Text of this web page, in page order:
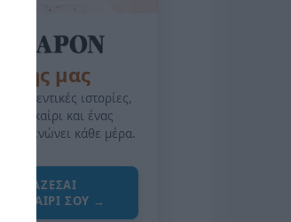
Ζωής μας
αυθεντικές ιστορίες,
καλοκαίρι και ένας
μας ενώνει κάθε μέρα.
ΧΡΕΙΆΖΕΣΑΙ
ΣΟΥ →